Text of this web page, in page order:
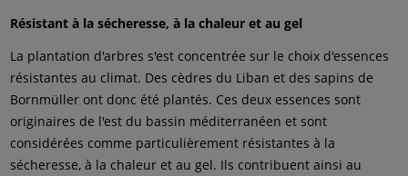
Résistant à la sécheresse, à la chaleur et au gel
La plantation d'arbres s'est concentrée sur le choix d'essences
résistantes au climat. Des cèdres du Liban et des sapins de
Bornmüller ont donc été plantés. Ces deux essences sont
originaires de l'est du bassin méditerranéen et sont
considérées comme particulièrement résistantes à la
sécheresse, à la chaleur et au gel. Ils contribuent ainsi au